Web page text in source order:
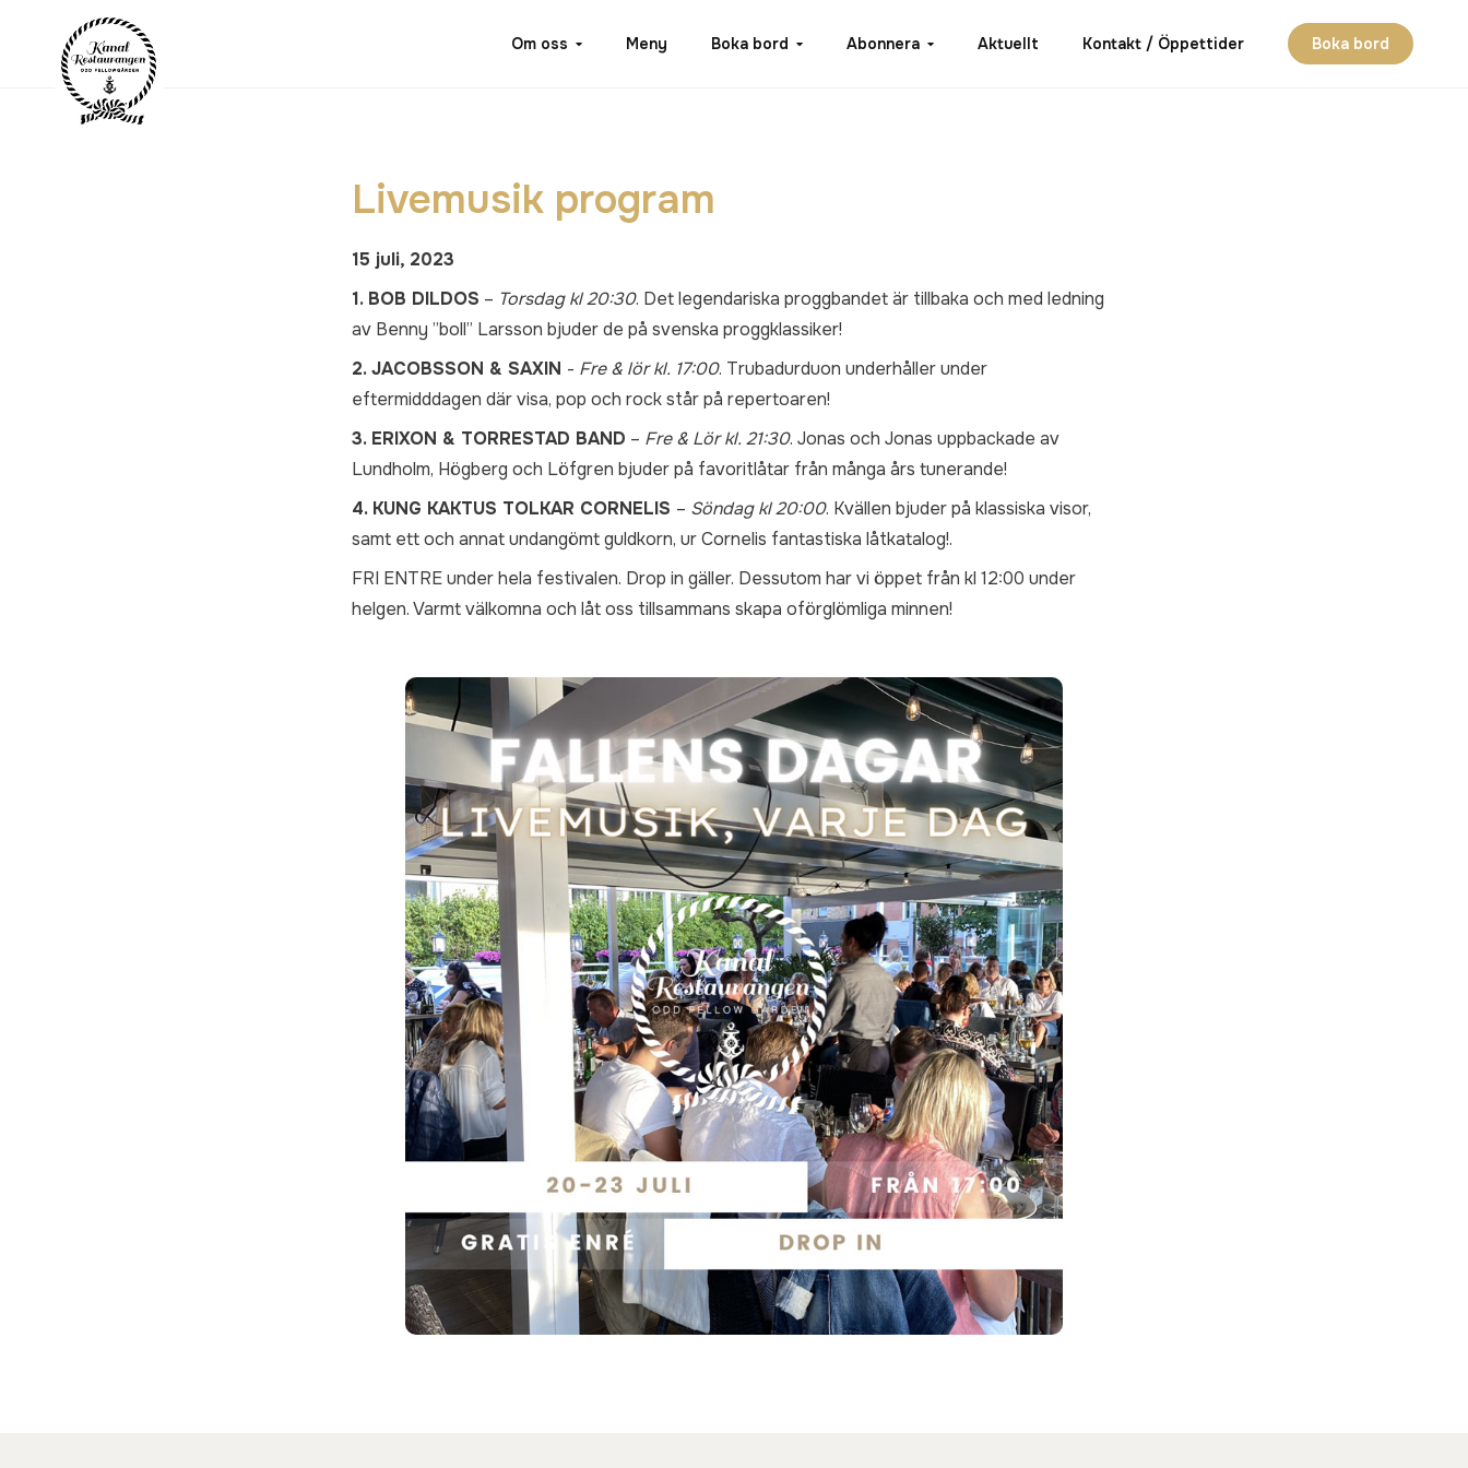
Om oss Meny Boka bord Abonnera Aktuellt Kontakt / Öppettider Boka bord
Livemusik program
15 juli, 2023
1. BOB DILDOS – Torsdag kl 20:30. Det legendariska proggbandet är tillbaka och med ledning
av Benny ”boll” Larsson bjuder de på svenska proggklassiker!
2. JACOBSSON & SAXIN - Fre & lör kl. 17:00. Trubadurduon underhåller under
eftermidddagen där visa, pop och rock står på repertoaren!
3. ERIXON & TORRESTAD BAND – Fre & Lör kl. 21:30. Jonas och Jonas uppbackade av
Lundholm, Högberg och Löfgren bjuder på favoritlåtar från många års tunerande!
4. KUNG KAKTUS TOLKAR CORNELIS – Söndag kl 20:00. Kvällen bjuder på klassiska visor,
samt ett och annat undangömt guldkorn, ur Cornelis fantastiska låtkatalog!.
FRI ENTRE under hela festivalen. Drop in gäller. Dessutom har vi öppet från kl 12:00 under
helgen. Varmt välkomna och låt oss tillsammans skapa oförglömliga minnen!